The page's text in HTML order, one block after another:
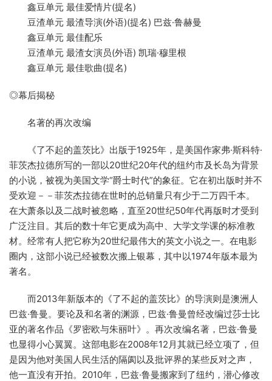
鑫豆单元 最佳爱情片(提名)
豆渣单元 最渣导演(外语)(提名) 巴兹·鲁赫曼
鑫豆单元 最佳配乐
豆渣单元 最渣女演员(外语) 凯瑞·穆里根
鑫豆单元 最佳歌曲(提名)
◎幕后揭秘
名著的再次改编
《了不起的盖茨比》出版于1925年，是美国作家弗·斯科特·
菲茨杰拉德所写的一部以20世纪20年代的纽约市及长岛为背景
的小说，被视为美国文学“爵士时代”的象征。它在初出版时并不
受欢迎－－菲茨杰拉德在世时的总销量只有少于二万四千本。
在大萧条以及二战时被忽略，直至20世纪50年代再版时才受到
广泛注目。其后的数十年它更成为高中、大学文学课的标准教
材。经常有人把它称为20世纪最伟大的英文小说之一。在电影
圈内，这部小说已经被数次搬上银幕，其中以1974年版本最为
著名。
而2013年新版本的《了不起的盖茨比》的导演则是澳洲人
巴兹·鲁曼。要论及和名著的渊源，巴兹·鲁曼曾经改编过莎士比
亚的著名作品《罗密欧与朱丽叶》。再次改编名著，巴兹·鲁曼
也显得小心翼翼。这部电影在2008年12月其就已经立项了，但
是因为他对美国人民生活的隔阂以及批评界的某些反对之声，
他一直没有开拍。2010年，巴兹·鲁曼搬家到了纽约，潜心修改